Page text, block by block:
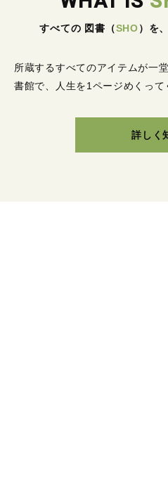
すべての 図書 （SHO） を
所蔵するすべてのアイテムが一堂
書館で、人生を1ページめくって
詳しく